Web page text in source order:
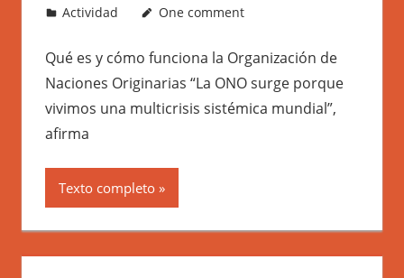
Actividad
One comment
Qué es y cómo funciona la Organización de
Naciones Originarias “La ONO surge porque
vivimos una multicrisis sistémica mundial”,
afirma
Texto completo